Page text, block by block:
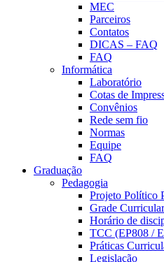
MEC
Parceiros
Contatos
DICAS – FAQ
FAQ
Informática
Laboratório
Cotas de
Convênios
Rede sem fio
Normas
Equipe
FAQ
Graduação
Pedagogia
Projeto Político
Grade Curricular
Horário de
TCC (EP808 /
Práticas
Legislação